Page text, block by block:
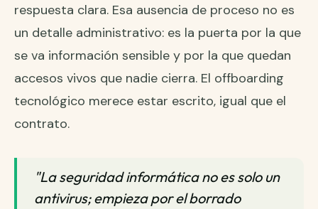
respuesta clara. Esa ausencia de proceso no es
un detalle administrativo: es la puerta por la que
se va información sensible y por la que quedan
accesos vivos que nadie cierra. El offboarding
tecnológico merece estar escrito, igual que el
contrato.
"La seguridad informática no es solo un
antivirus; empieza por el borrado